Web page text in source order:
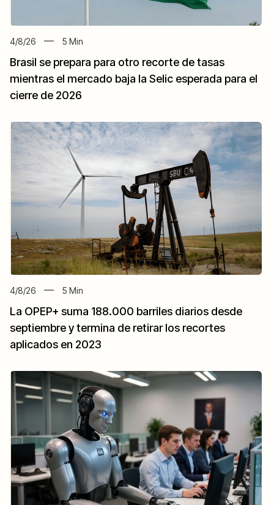
4/8/26 5 Min
Brasil se prepara para otro recorte de tasas
mientras el mercado baja la Selic esperada para el
cierre de 2026
4/8/26 5 Min
La OPEP+ suma 188.000 barriles diarios desde
septiembre y termina de retirar los recortes
aplicados en 2023